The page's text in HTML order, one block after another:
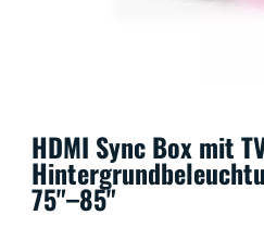
HDMI Sync Box mit
75"–85"